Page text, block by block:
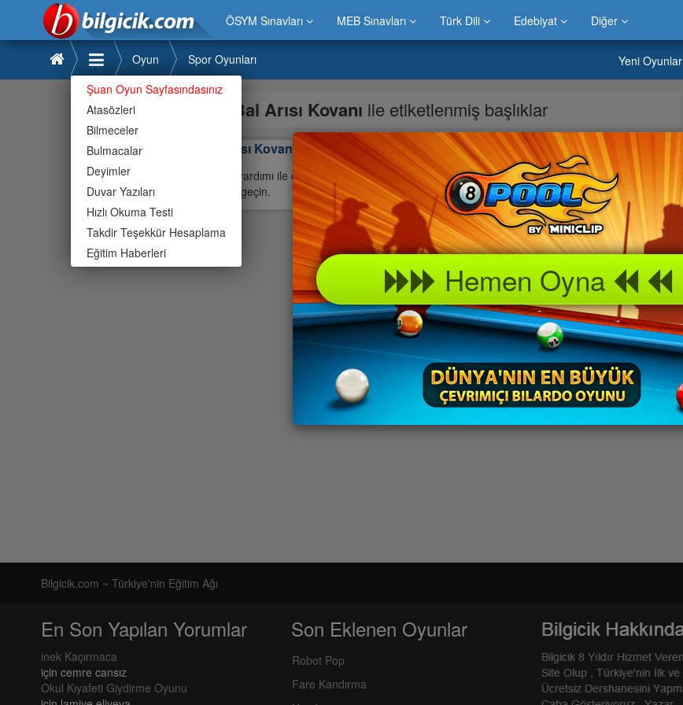
ÖSYM Sınavları MEB Sınavları Türk Dili Edebiyat Diğer
Şuan Oyun Sayfasındasınız
Atasözleri
Bilmeceler
Bulmacalar
Deyimler
Duvar Yazıları
Hızlı Okuma Testi
Takdir Teşekkür Hesaplama
Eğitim Haberleri
Oyun Spor Oyunları Yeni Oyunlar
Bal Arısı Kovanı ile etiketlenmiş başlıklar
Bal Arısı Kovanı
Mouse yardımı ile oynayabilirsiniz. Bal kavanozlarını toplayarak arıları kovana sokun ve zorlu
etapları geçin.
Bilgicik.com ~ Türkiye'nin Eğitim Ağı
En Son Yapılan Yorumlar
inek Kaçırmaca
için cemre cansız
Okul Kıyafeti Giydirme Oyunu
Son Eklenen Oyunlar
Robot Pop
Fare Kandırma
Hemen Oyna